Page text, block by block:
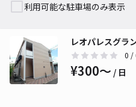
利用可能な駐車場のみ表示
レオパレスグラ
0 /
¥300〜 / 日